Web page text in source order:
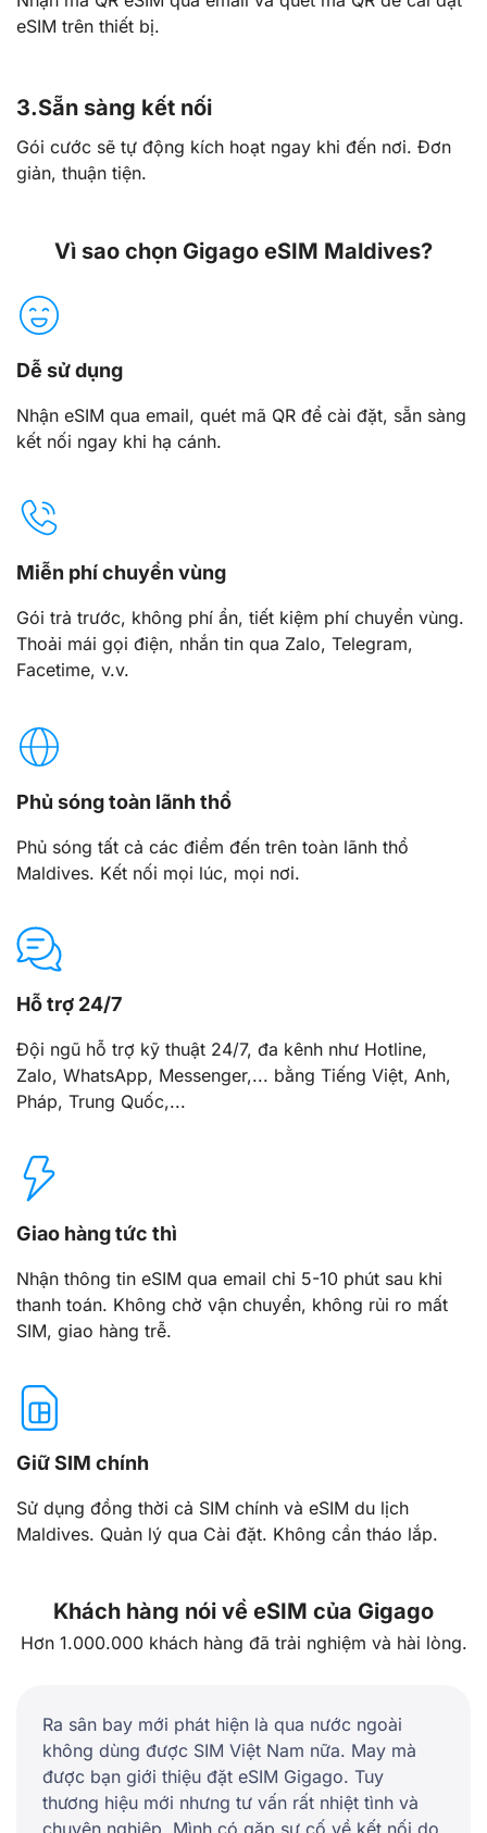
eSIM trên thiết bị.
3.Sẵn sàng kết nối
Gói cước sẽ tự động kích hoạt ngay khi đến nơi. Đơn
giản, thuận tiện.
Vì sao chọn Gigago eSIM Maldives?
Dễ sử dụng
Nhận eSIM qua email, quét mã QR để cài đặt, sẵn sàng
kết nối ngay khi hạ cánh.
Miễn phí chuyển vùng
Gói trả trước, không phí ẩn, tiết kiệm phí chuyển vùng.
Thoải mái gọi điện, nhắn tin qua Zalo, Telegram,
Facetime, v.v.
Phủ sóng toàn lãnh thổ
Phủ sóng tất cả các điểm đến trên toàn lãnh thổ
Maldives. Kết nối mọi lúc, mọi nơi.
Hỗ trợ 24/7
Đội ngũ hỗ trợ kỹ thuật 24/7, đa kênh như Hotline,
Zalo, WhatsApp, Messenger,... bằng Tiếng Việt, Anh,
Pháp, Trung Quốc,...
Giao hàng tức thì
Nhận thông tin eSIM qua email chỉ 5-10 phút sau khi
thanh toán. Không chờ vận chuyển, không rủi ro mất
SIM, giao hàng trễ.
Giữ SIM chính
Sử dụng đồng thời cả SIM chính và eSIM du lịch
Maldives. Quản lý qua Cài đặt. Không cần tháo lắp.
Khách hàng nói về eSIM của Gigago
Hơn 1.000.000 khách hàng đã trải nghiệm và hài lòng.
Ra sân bay mới phát hiện là qua nước ngoài
không dùng được SIM Việt Nam nữa. May mà
được bạn giới thiệu đặt eSIM Gigago. Tuy
thương hiệu mới nhưng tư vấn rất nhiệt tình và